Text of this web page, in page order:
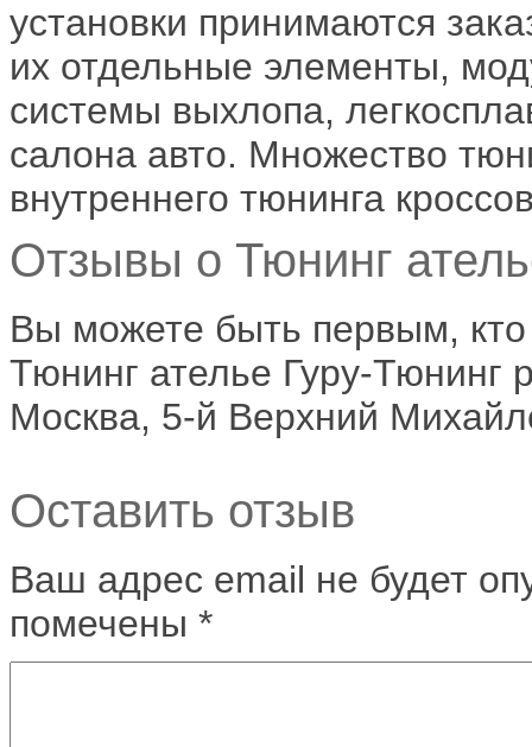
установки принимаются
их отдельные элементы,
системы выхлопа,
салона авто. Множество
внутреннего тюнинга
Отзывы о Тюнинг
Вы можете быть первым,
Тюнинг ателье Гуру-Тюнинг
Москва, 5-й Верхний
Оставить отзыв
Ваш адрес email не будет
помечены *